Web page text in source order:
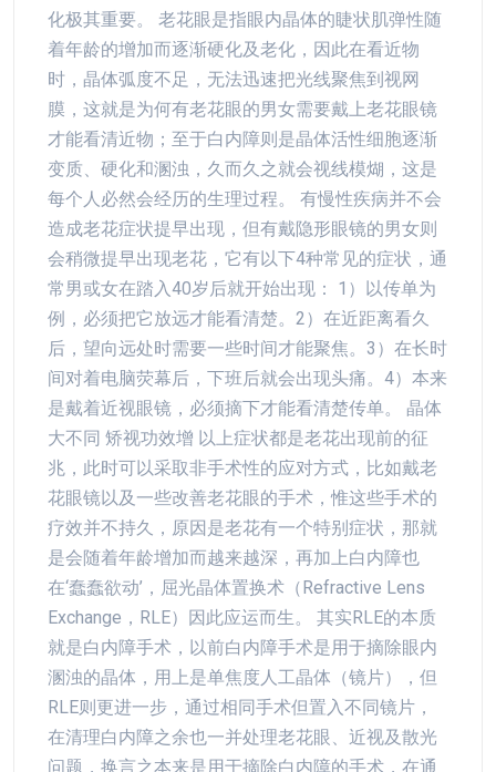
化极其重要。 老花眼是指眼内晶体的睫状肌弹性随
着年龄的增加而逐渐硬化及老化，因此在看近物
时，晶体弧度不足，无法迅速把光线聚焦到视网
膜，这就是为何有老花眼的男女需要戴上老花眼镜
才能看清近物；至于白内障则是晶体活性细胞逐渐
变质、硬化和溷浊，久而久之就会视线模煳，这是
每个人必然会经历的生理过程。 有慢性疾病并不会
造成老花症状提早出现，但有戴隐形眼镜的男女则
会稍微提早出现老花，它有以下4种常见的症状，通
常男或女在踏入40岁后就开始出现： 1）以传单为
例，必须把它放远才能看清楚。2）在近距离看久
后，望向远处时需要一些时间才能聚焦。3）在长时
间对着电脑荧幕后，下班后就会出现头痛。4）本来
是戴着近视眼镜，必须摘下才能看清楚传单。 晶体
大不同 矫视功效增 以上症状都是老花出现前的征
兆，此时可以采取非手术性的应对方式，比如戴老
花眼镜以及一些改善老花眼的手术，惟这些手术的
疗效并不持久，原因是老花有一个特别症状，那就
是会随着年龄增加而越来越深，再加上白内障也
在‘蠢蠢欲动’，屈光晶体置换术（Refractive Lens
Exchange，RLE）因此应运而生。 其实RLE的本质
就是白内障手术，以前白内障手术是用于摘除眼内
溷浊的晶体，用上是单焦度人工晶体（镜片），但
RLE则更进一步，通过相同手术但置入不同镜片，
在清理白内障之余也一并处理老花眼、近视及散光
问题，换言之本来是用于摘除白内障的手术，在通